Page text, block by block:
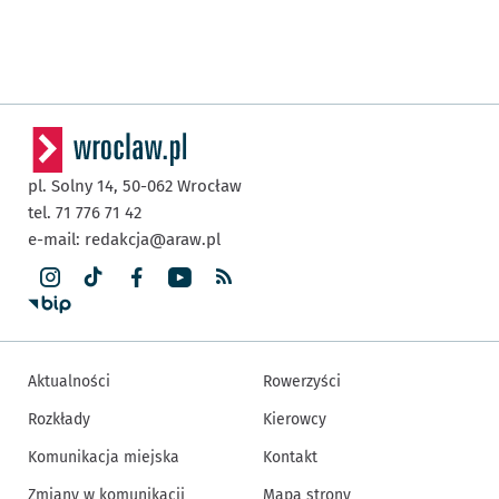
pl. Solny 14, 50-062 Wrocław
tel. 71 776 71 42
e-mail: redakcja@araw.pl
Aktualności
Rozkłady
Komunikacja miejska
Zmiany w komunikacji
Rowerzyści
Kierowcy
Kontakt
Mapa strony